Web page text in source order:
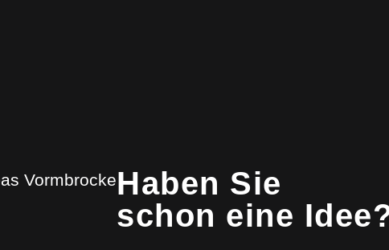
Haben Sie
schon eine